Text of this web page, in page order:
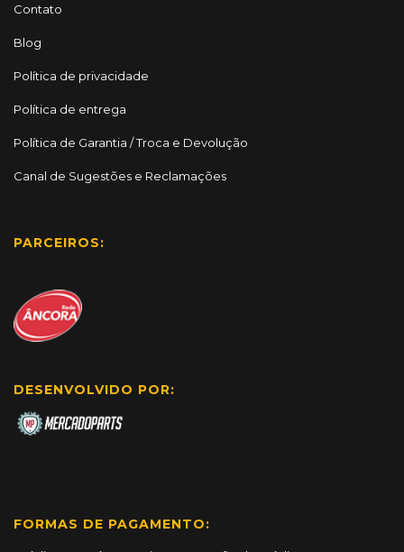
Contato
Blog
Política de privacidade
Política de entrega
Política de Garantia / Troca e Devolução
Canal de Sugestões e Reclamações
PARCEIROS:
DESENVOLVIDO POR:
FORMAS DE PAGAMENTO: